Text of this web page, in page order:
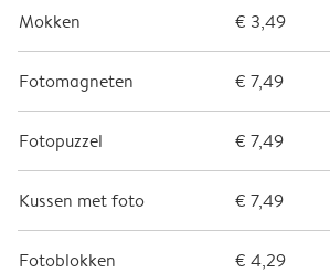
Mokken € 3,49
Fotomagneten € 7,49
Fotopuzzel € 7,49
Kussen met foto € 7,49
Fotoblokken € 4,29